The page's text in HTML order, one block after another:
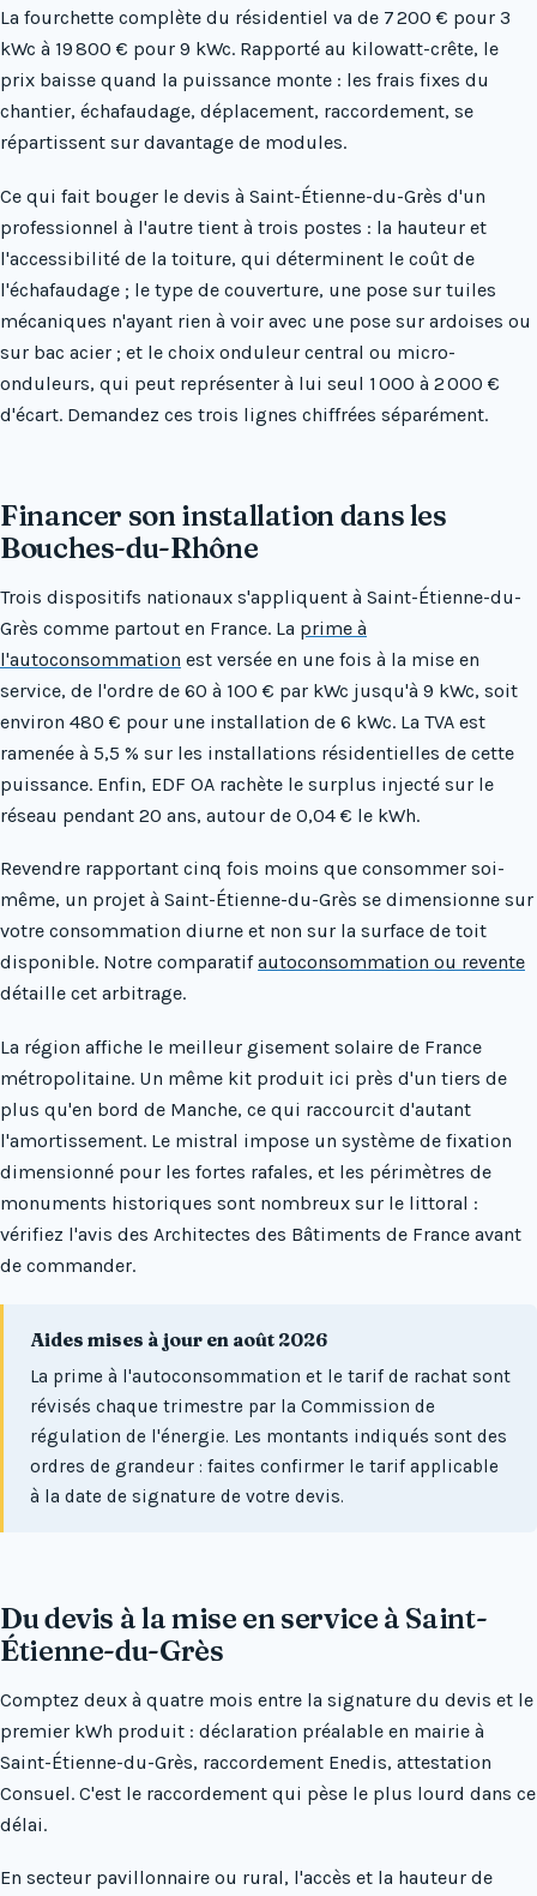
La fourchette complète du résidentiel va de 7 200 € pour 3
kWc à 19 800 € pour 9 kWc. Rapporté au kilowatt-crête, le
prix baisse quand la puissance monte : les frais fixes du
chantier, échafaudage, déplacement, raccordement, se
répartissent sur davantage de modules.
Ce qui fait bouger le devis à Saint-Étienne-du-Grès d'un
professionnel à l'autre tient à trois postes : la hauteur et
l'accessibilité de la toiture, qui déterminent le coût de
l'échafaudage ; le type de couverture, une pose sur tuiles
mécaniques n'ayant rien à voir avec une pose sur ardoises ou
sur bac acier ; et le choix onduleur central ou micro-
onduleurs, qui peut représenter à lui seul 1 000 à 2 000 €
d'écart. Demandez ces trois lignes chiffrées séparément.
Financer son installation dans les
Bouches-du-Rhône
Trois dispositifs nationaux s'appliquent à Saint-Étienne-du-
Grès comme partout en France. La prime à
l'autoconsommation est versée en une fois à la mise en
service, de l'ordre de 60 à 100 € par kWc jusqu'à 9 kWc, soit
environ 480 € pour une installation de 6 kWc. La TVA est
ramenée à 5,5 % sur les installations résidentielles de cette
puissance. Enfin, EDF OA rachète le surplus injecté sur le
réseau pendant 20 ans, autour de 0,04 € le kWh.
Revendre rapportant cinq fois moins que consommer soi-
même, un projet à Saint-Étienne-du-Grès se dimensionne sur
votre consommation diurne et non sur la surface de toit
disponible. Notre comparatifautoconsommation ou revente
détaille cet arbitrage.
La région affiche le meilleur gisement solaire de France
métropolitaine. Un même kit produit ici près d'un tiers de
plus qu'en bord de Manche, ce qui raccourcit d'autant
l'amortissement. Le mistral impose un système de fixation
dimensionné pour les fortes rafales, et les périmètres de
monuments historiques sont nombreux sur le littoral :
vérifiez l'avis des Architectes des Bâtiments de France avant
de commander.
Aides mises à jour en août 2026
La prime à l'autoconsommation et le tarif de rachat sont
révisés chaque trimestre par la Commission de
régulation de l'énergie. Les montants indiqués sont des
ordres de grandeur : faites confirmer le tarif applicable
à la date de signature de votre devis.
Du devis à la mise en service à Saint-
Étienne-du-Grès
Comptez deux à quatre mois entre la signature du devis et le
premier kWh produit : déclaration préalable en mairie à
Saint-Étienne-du-Grès, raccordement Enedis, attestation
Consuel. C'est le raccordement qui pèse le plus lourd dans ce
délai.
En secteur pavillonnaire ou rural, l'accès et la hauteur de